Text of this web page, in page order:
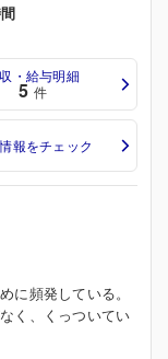
・給与明細
5 件
報をチェック
に頻発している。
く、くっついてい